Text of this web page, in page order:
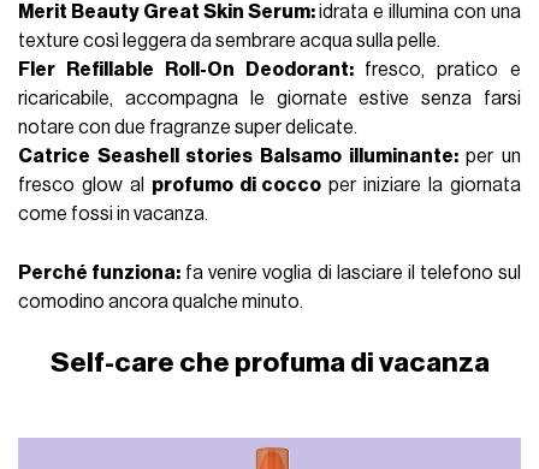
Merit Beauty Great Skin Serum:idrata e illumina con una
texture così leggera da sembrare acqua sulla pelle.
Fler Refillable Roll-On Deodorant:fresco, pratico e
ricaricabile, accompagna le giornate estive senza farsi
notare con due fragranze super delicate.
Catrice Seashell stories Balsamo illuminante:per un
fresco glow al profumo di cocco per iniziare la giornata
come fossi in vacanza.
Perché funziona: fa venire voglia di lasciare il telefono sul
comodino ancora qualche minuto.
Self-care che profuma di vacanza